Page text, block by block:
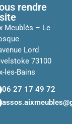
rendre
Meublés – Le
Lord
73100
les-Bains
06 27 17 49 72